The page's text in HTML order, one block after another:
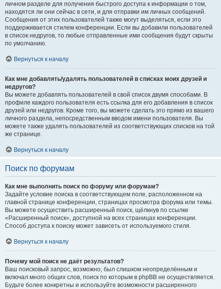
личном разделе для получения быстрого доступа к информации о том,
находятся ли они сейчас в сети, и для отправки им личных сообщений.
Сообщения от этих пользователей также могут выделяться, если это
поддерживается стилем конференции. Если вы добавили пользователей
в список недругов, то любые отправленные ими сообщения будут скрыты
по умолчанию.
Вернуться к началу
Как мне добавлять/удалять пользователей в списках моих друзей и
недругов?
Вы можете добавлять пользователей в свой список двумя способами. В
профиле каждого пользователя есть ссылка для его добавления в список
друзей или недругов. Кроме того, вы можете сделать это прямо из вашего
личного раздела, непосредственным вводом имени пользователя. Вы
можете также удалять пользователей из соответствующих списков на той
же странице.
Вернуться к началу
Поиск по форумам
Как мне выполнить поиск по форуму или форумам?
Задайте условие поиска в соответствующем поле, расположенном на
главной странице конференции, страницах просмотра форума или темы.
Вы можете осуществить расширенный поиск, щёлкнув по ссылке
«Расширенный поиск», доступной на всех страницах конференции.
Способ доступа к поиску может зависеть от используемого стиля.
Вернуться к началу
Почему мой поиск не даёт результатов?
Ваш поисковый запрос, возможно, был слишком неопределённым и
включал много общих слов, поиск по которым в phpBB не осуществляется.
Будьте более конкретны и используйте возможности расширенного